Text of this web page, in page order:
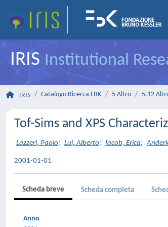
IRISInstitutional
IRIS Catalogo Ricerca FBK 5 Altro 5.12
Tof-Sims and XPS
Lazzeri, Paolo; Lui, Alberto; Iacob, Erica;
2001-01-01
Scheda breve Scheda completa
Anno